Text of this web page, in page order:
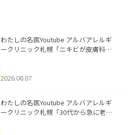
わたしの名医Youtube アルバアレルギ
ークリニック札幌「ニキビが皮膚科で
ました。
2026.08.07
わたしの名医Youtube アルバアレルギ
ークリニック札幌「30代から急に老け